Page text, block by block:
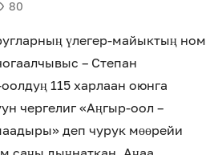
80
үлегер-майыктың ном
– Степан
115 харлаан оюнга
чергелиг «Аңгыр-оол –
деп чурук мөөрейи